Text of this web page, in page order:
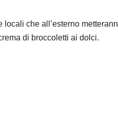
che all’esterno
di broccoletti ai dolci.